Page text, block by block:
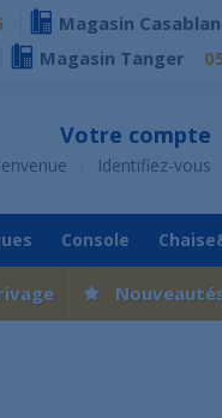
Magasin
Magasin Tanger
Votre compte
Identifiez-vous
Console